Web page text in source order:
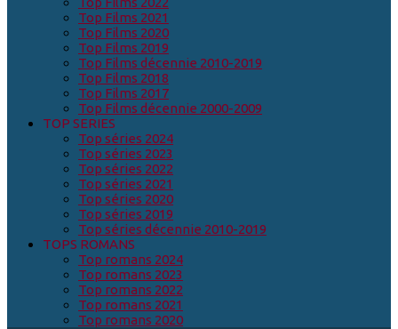
Top Films 2021
Top Films 2020
Top Films 2019
Top Films décennie 2010-2019
Top Films 2018
Top Films 2017
Top Films décennie 2000-2009
TOP SERIES
Top séries 2024
Top séries 2023
Top séries 2022
Top séries 2021
Top séries 2020
Top séries 2019
Top séries décennie 2010-2019
TOPS ROMANS
Top romans 2024
Top romans 2023
Top romans 2022
Top romans 2021
Top romans 2020